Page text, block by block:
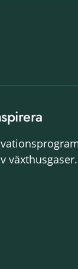
växthusgaser.